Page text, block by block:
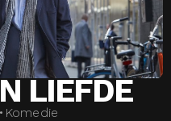
LIEFDE
• Komedie